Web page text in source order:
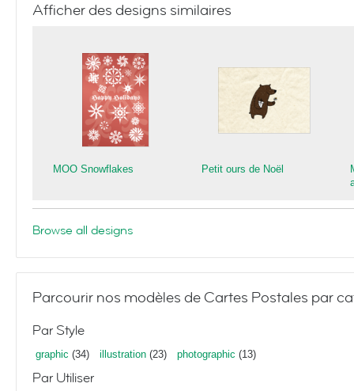
Afficher des designs similaires
MOO Snowflakes Petit ours de Noël
Browse all designs
Parcourir nos modèles de Cartes Postales par
Par Style
graphic (34) illustration (23) photographic (13)
Par Utiliser